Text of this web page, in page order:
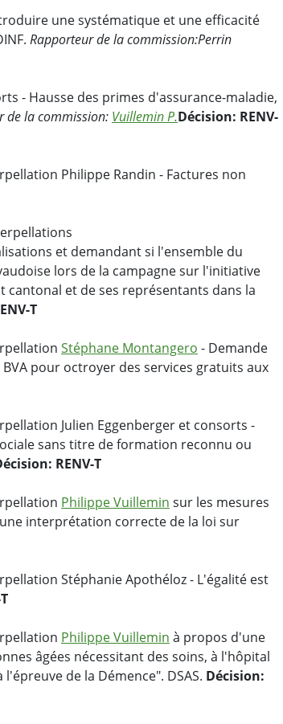
une systématique et une efficacité
Rapporteur de la commission:Perrin
- Hausse des primes d'assurance-maladie,
de la commission: Vuillemin P.Décision: RENV-
Philippe Randin - Factures non
et demandant si l'ensemble du
lors de la campagne sur l'initiative
et de ses représentants dans la
T
Stéphane Montangero - Demande
pour octroyer des services gratuits aux
Julien Eggenberger et consorts -
sans titre de formation reconnu ou
RENV-T
Philippe Vuillemin sur les mesures
interprétation correcte de la loi sur
Stéphanie Apothéloz - L'égalité est
Philippe Vuillemin à propos d'une
âgées nécessitant des soins, à l'hôpital
de la Démence". DSAS. Décision: